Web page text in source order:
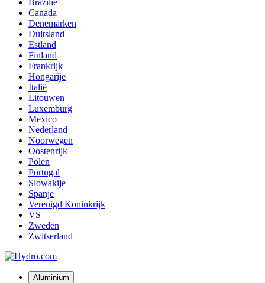
Brazilië
Canada
Denemarken
Duitsland
Estland
Finland
Frankrijk
Hongarije
Italië
Litouwen
Luxemburg
Mexico
Nederland
Noorwegen
Oostenrijk
Polen
Portugal
Slowakije
Spanje
Verenigd Koninkrijk
VS
Zweden
Zwitserland
Aluminium